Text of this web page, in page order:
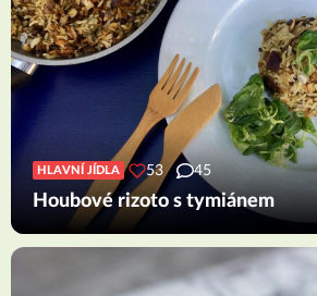
HLAVNÍ JÍDLA 53 45
Houbové rizoto s tymiánem